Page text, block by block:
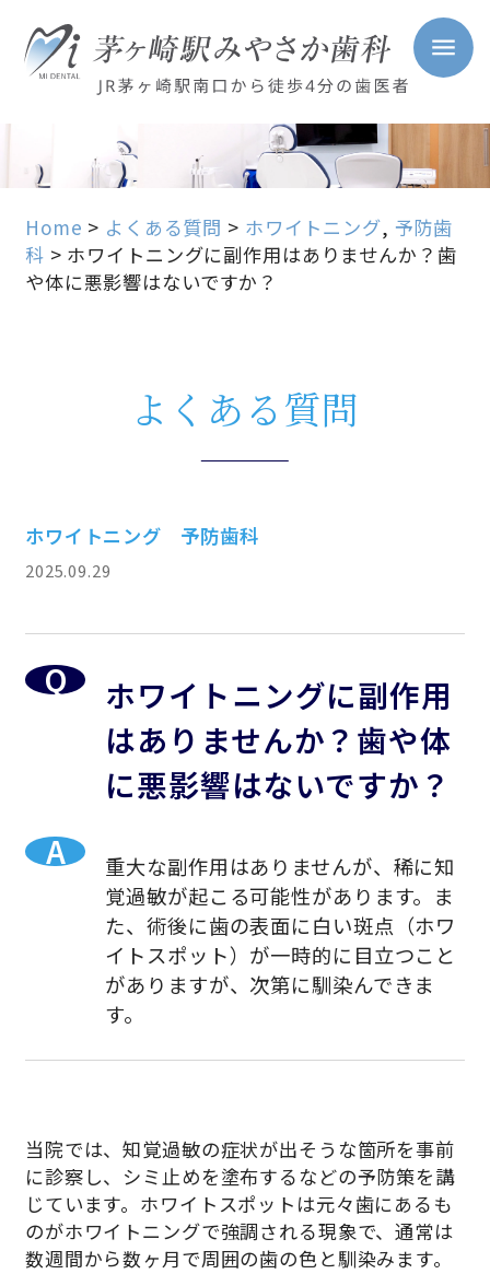
Home > よくある質問 > ホワイトニング, 予防歯
科 > ホワイトニングに副作用はありませんか？歯
や体に悪影響はないですか？
よくある質問
ホワイトニング 予防歯科
2025.09.29
ホワイトニングに副作用
はありませんか？歯や体
に悪影響はないですか？
重大な副作用はありませんが、稀に知
覚過敏が起こる可能性があります。ま
た、術後に歯の表面に白い斑点（ホワ
イトスポット）が一時的に目立つこと
がありますが、次第に馴染んできま
す。
当院では、知覚過敏の症状が出そうな箇所を事前
に診察し、シミ止めを塗布するなどの予防策を講
じています。ホワイトスポットは元々歯にあるも
のがホワイトニングで強調される現象で、通常は
数週間から数ヶ月で周囲の歯の色と馴染みます。